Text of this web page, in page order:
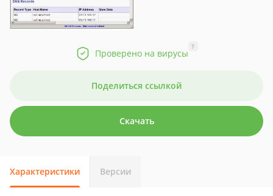
Проверено на вирусы
?
Поделиться ссылкой
Скачать
Характеристики Версии